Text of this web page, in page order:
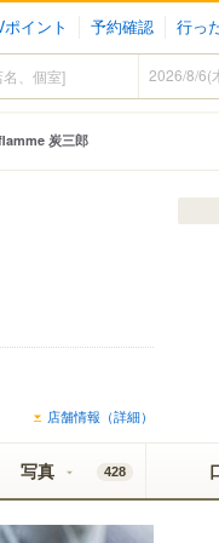
イント 予約確認 行っ
炭三郎
店舗情報（詳細）
写真 428